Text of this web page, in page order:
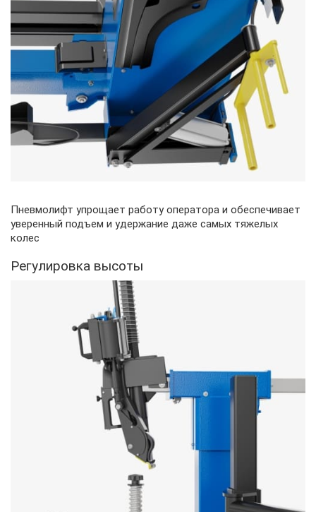
Пневмолифт упрощает работу оператора и обеспечивает
уверенный подъем и удержание даже самых тяжелых
колес
Регулировка высоты